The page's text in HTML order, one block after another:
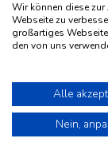
Berechtigte
widerrufen, bzw.
zur Kündigung
eines jeden
angegebenen
Wir können diese
Webseite zu
großartiges
den von uns
Alle
Nein,